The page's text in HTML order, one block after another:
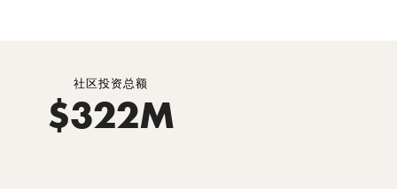
社区投资总额
$322M